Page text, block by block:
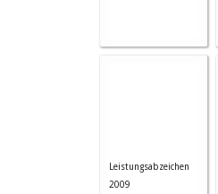
Leistungsabzeichen
2009